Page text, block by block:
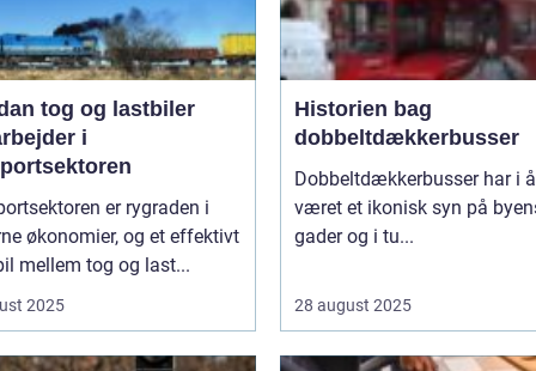
tog og lastbiler
i
er rygraden i
økonomier, og et effektivt
mellem tog og last...
2025
Historien bag
dobbeltdækkerbusser
Dobbeltdækkerbusser har i
været et ikonisk syn på
gader og i tu...
28 august 2025